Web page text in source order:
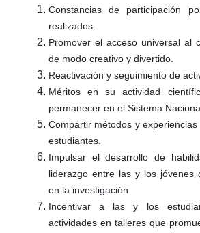
Constancias de participación
realizados.
Promover el acceso universal al
de modo creativo y divertido.
Reactivación y seguimiento de
Méritos en su actividad
permanecer en el Sistema
Compartir métodos y
estudiantes.
Impulsar el desarrollo de
liderazgo entre las y los jóvenes
en la investigación
Incentivar a las y los
actividades en talleres que